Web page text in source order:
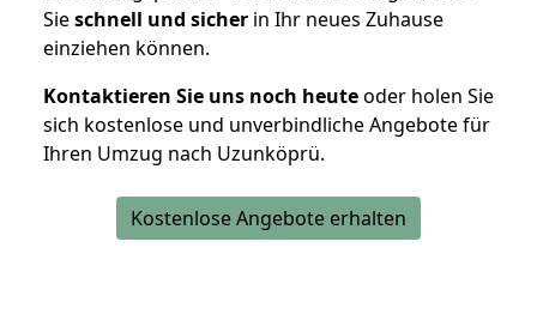
Sieschnell und sicher in Ihr neues Zuhause
einziehen können.
Kontaktieren Sie uns noch heuteoder holen Sie
sich kostenlose und unverbindliche Angebote für
Ihren Umzug nach Uzunköprü.
Kostenlose Angebote erhalten